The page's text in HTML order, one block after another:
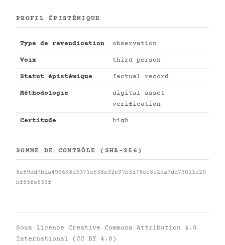
PROFIL ÉPISTÉMIQUE
Type de revendication observation
Voix third person
Statut épistémique factual record
Méthodologie
digital asset
verification
Certitude high
SOMME DE CONTRÔLE (SHA-256)
6e89dd7bda499698a3371e538e32e97b3d78ec8e2da7dd73021e29
bf65fe633f
Sous licence Creative Commons Attribution 4.0
International (CC BY 4.0)